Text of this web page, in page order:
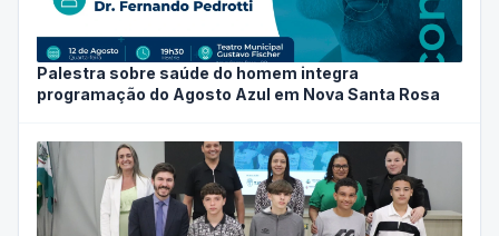
Palestra sobre saúde do homem integra
programação do Agosto Azul em Nova Santa Rosa